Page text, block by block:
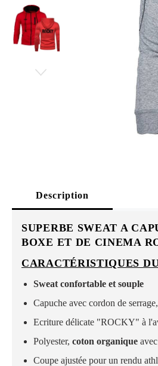
Description
SUPERBE SWEAT A
BOXE ET DE CINEMA
CARACTÉRISTIQUES
Sweat confortable et souple
Capuche avec cordon de
Ecriture délicate "ROCKY" à
Polyester, coton organique
Coupe ajustée pour un rendu